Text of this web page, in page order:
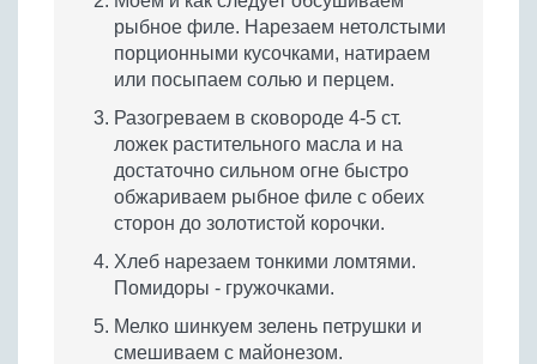
рыбное филе. Нарезаем нетолстыми
порционными кусочками, натираем
или посыпаем солью и перцем.
Разогреваем в сковороде 4-5 ст.
ложек растительного масла и на
достаточно сильном огне быстро
обжариваем рыбное филе с обеих
сторон до золотистой корочки.
Хлеб нарезаем тонкими ломтями.
Помидоры - гружочками.
Мелко шинкуем зелень петрушки и
смешиваем с майонезом.